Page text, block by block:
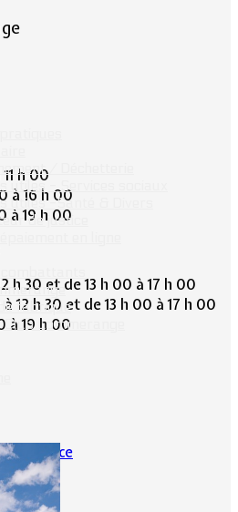
/ Déchetterie
utiles - Services sociaux
utiles -Santé & Divers
de justice
fabrique
Lommerange
h 00
à 16 h 00
à 19 h 00
h 30 et de 13 h 00 à 17 h 00
12 h 30 et de 13 h 00 à 17 h 00
à 19 h 00
de France